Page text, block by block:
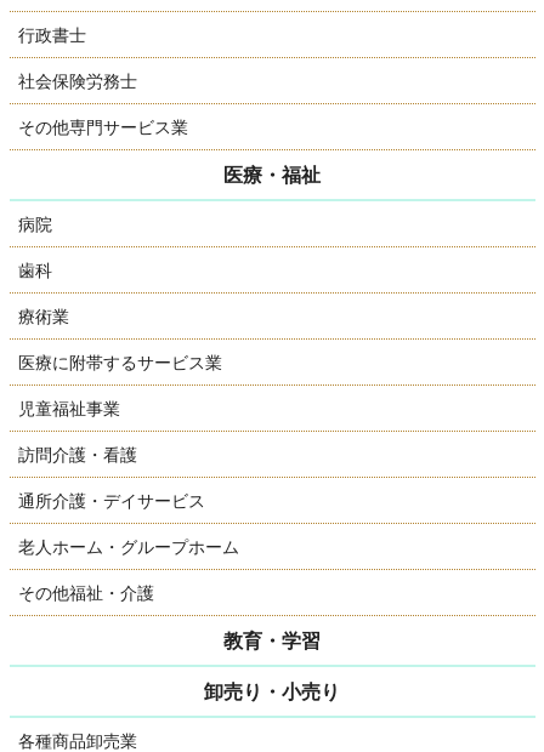
行政書士
社会保険労務士
その他専門サービス業
医療・福祉
病院
歯科
療術業
医療に附帯するサービス業
児童福祉事業
訪問介護・看護
通所介護・デイサービス
老人ホーム・グループホーム
その他福祉・介護
教育・学習
卸売り・小売り
各種商品卸売業